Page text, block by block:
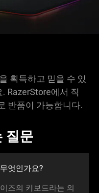
획득하고 믿을 수 있
RazerStore에서 직
반품이 가능합니다.
질문
엇인가요?
즈의 키보드라는 의